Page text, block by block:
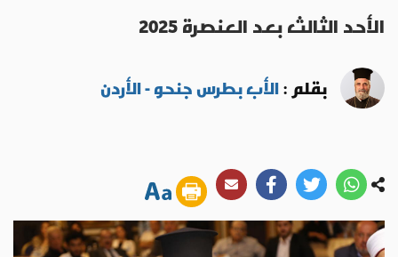
الأحد الثالث بعد العنصرة 2025
بقلم :الأب بطرس جنحو - الأردن